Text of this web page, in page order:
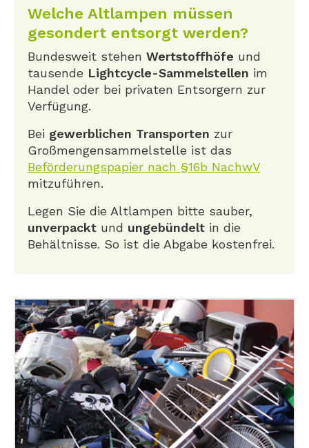
Welche Altlampen müssen
gesondert entsorgt werden?
Bundesweit stehen Wertstoffhöfe und
tausende Lightcycle-Sammelstellen im
Handel oder bei privaten Entsorgern zur
Verfügung.
Bei gewerblichen Transporten zur
Großmengensammelstelle ist das
Beförderungspapier nach §16b NachwV
mitzuführen.
Legen Sie die Altlampen bitte sauber,
unverpackt und ungebündelt in die
Behältnisse. So ist die Abgabe kostenfrei.